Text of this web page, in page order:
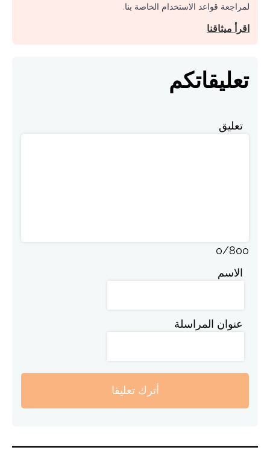
لمراجعة قواعد الاستخدام الخاصة بنا.
اقرأ ميثاقنا
تعليقاتكم
تعليق
0/800
الاسم
عنوان المراسلة
أترك تعليقا